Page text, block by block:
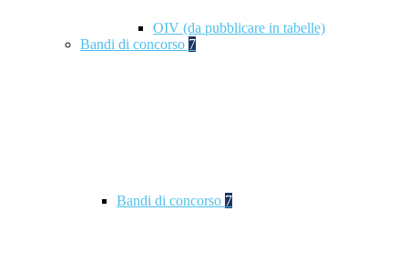
OIV (da pubblicare in tabelle)
Bandi di concorso 7
Bandi di concorso 7